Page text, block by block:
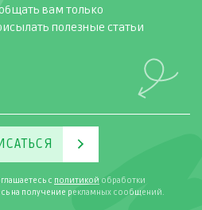
вам только
полезные статьи
с политикой обработки
на получение рекламных сообщений.